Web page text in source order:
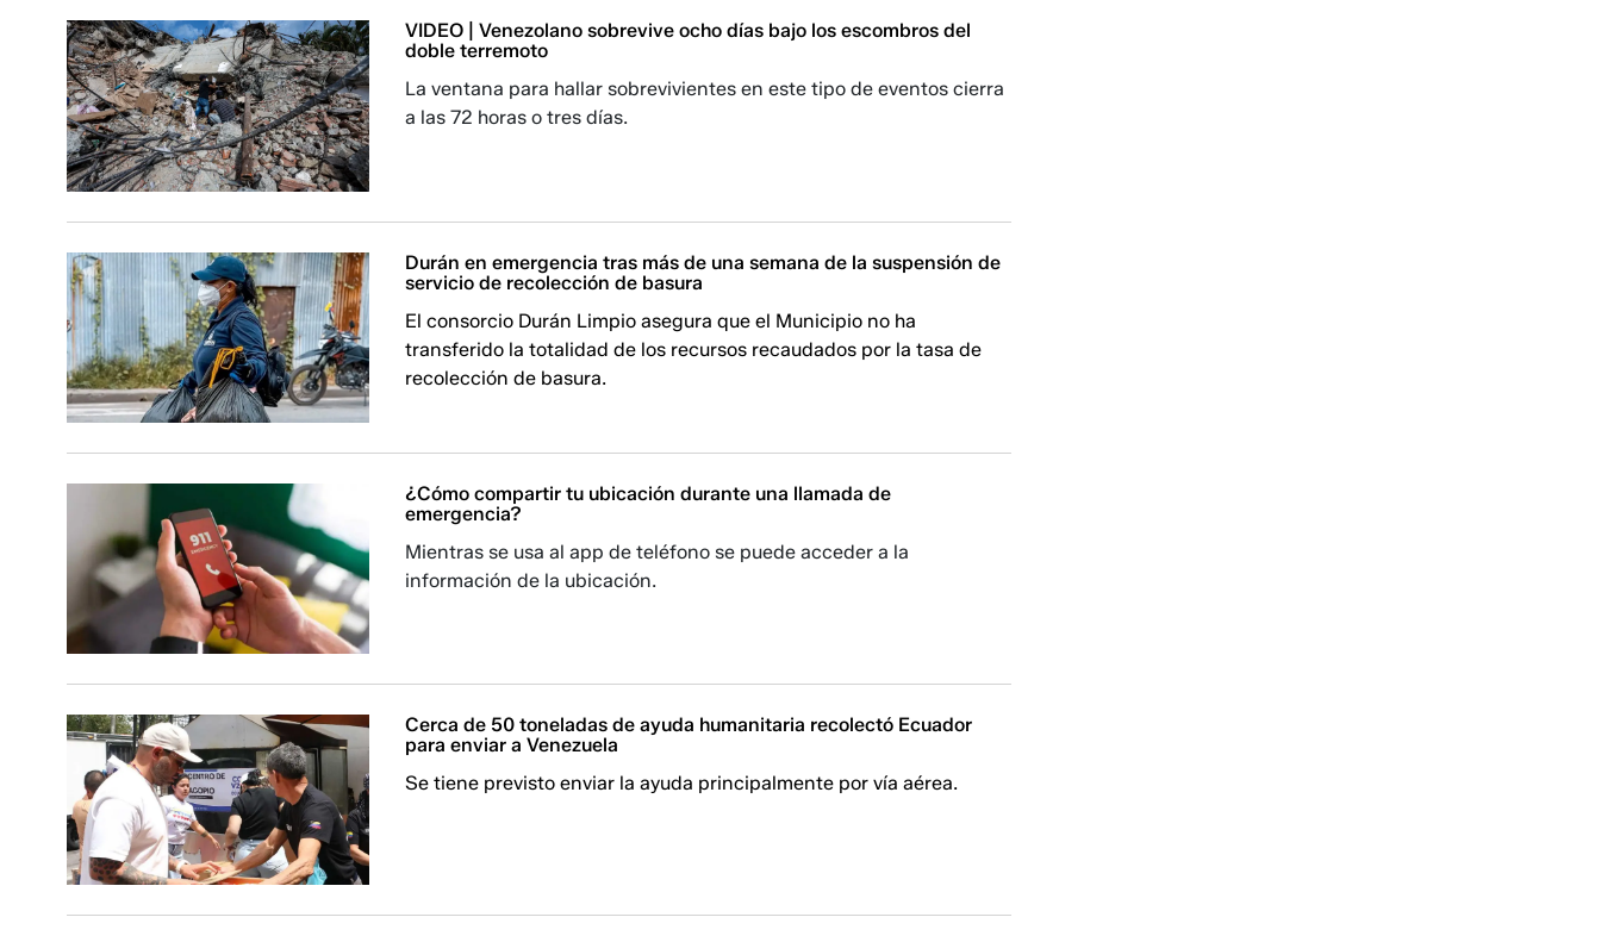
VIDEO | Venezolano sobrevive ocho días bajo los escombros del
doble terremoto
La ventana para hallar sobrevivientes en este tipo de eventos cierra
a las 72 horas o tres días.
Durán en emergencia tras más de una semana de la suspensión de
servicio de recolección de basura
El consorcio Durán Limpio asegura que el Municipio no ha
transferido la totalidad de los recursos recaudados por la tasa de
recolección de basura.
¿Cómo compartir tu ubicación durante una llamada de
emergencia?
Mientras se usa al app de teléfono se puede acceder a la
información de la ubicación.
Cerca de 50 toneladas de ayuda humanitaria recolectó Ecuador
para enviar a Venezuela
Se tiene previsto enviar la ayuda principalmente por vía aérea.